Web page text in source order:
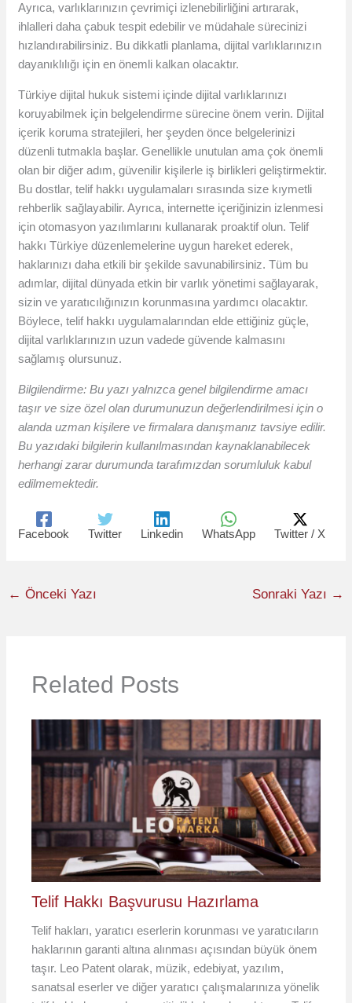
Ayrıca, varlıklarınızın çevrimiçi izlenebilirliğini artırarak,
ihlalleri daha çabuk tespit edebilir ve müdahale sürecinizi
hızlandırabilirsiniz. Bu dikkatli planlama, dijital varlıklarınızın
dayanıklılığı için en önemli kalkan olacaktır.
Türkiye dijital hukuk sistemi içinde dijital varlıklarınızı
koruyabilmek için belgelendirme sürecine önem verin. Dijital
içerik koruma stratejileri, her şeyden önce belgelerinizi
düzenli tutmakla başlar. Genellikle unutulan ama çok önemli
olan bir diğer adım, güvenilir kişilerle iş birlikleri geliştirmektir.
Bu dostlar, telif hakkı uygulamaları sırasında size kıymetli
rehberlik sağlayabilir. Ayrıca, internette içeriğinizin izlenmesi
için otomasyon yazılımlarını kullanarak proaktif olun. Telif
hakkı Türkiye düzenlemelerine uygun hareket ederek,
haklarınızı daha etkili bir şekilde savunabilirsiniz. Tüm bu
adımlar, dijital dünyada etkin bir varlık yönetimi sağlayarak,
sizin ve yaratıcılığınızın korunmasına yardımcı olacaktır.
Böylece, telif hakkı uygulamalarından elde ettiğiniz güçle,
dijital varlıklarınızın uzun vadede güvende kalmasını
sağlamış olursunuz.
Bilgilendirme: Bu yazı yalnızca genel bilgilendirme amacı
taşır ve size özel olan durumunuzun değerlendirilmesi için o
alanda uzman kişilere ve firmalara danışmanız tavsiye edilir.
Bu yazıdaki bilgilerin kullanılmasından kaynaklanabilecek
herhangi zarar durumunda tarafımızdan sorumluluk kabul
edilmemektedir.
Facebook Twitter Linkedin WhatsApp Twitter / X
← Önceki Yazı Sonraki Yazı →
Related Posts
Telif Hakkı Başvurusu Hazırlama
Telif hakları, yaratıcı eserlerin korunması ve yaratıcıların
haklarının garanti altına alınması açısından büyük önem
taşır. Leo Patent olarak, müzik, edebiyat, yazılım,
sanatsal eserler ve diğer yaratıcı çalışmalarınıza yönelik